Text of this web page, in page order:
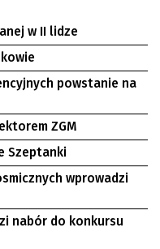
w II lidze
powstanie na
ZGM
Szeptanki
wprowadzi
nabór do konkursu